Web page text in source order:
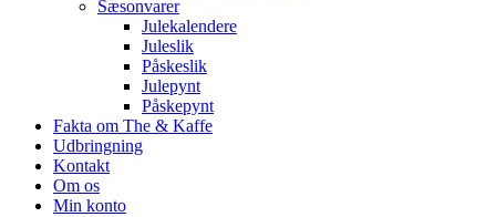
Sæsonvarer
Julekalendere
Juleslik
Påskeslik
Julepynt
Påskepynt
Fakta om The & Kaffe
Udbringning
Kontakt
Om os
Min konto